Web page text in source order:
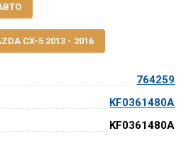
764259
KF0361480A
KF0361480A
CX-5 2013 - 2016